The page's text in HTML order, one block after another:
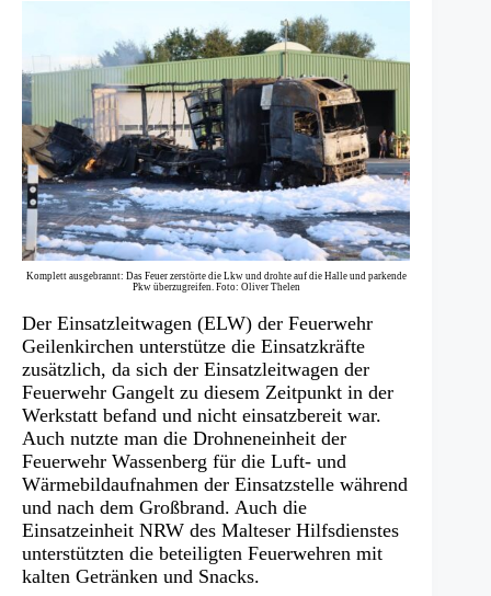
Komplett ausgebrannt: Das Feuer zerstörte die Lkw und drohte auf die Halle und parkende
Pkw überzugreifen. Foto: Oliver Thelen
Der Einsatzleitwagen (ELW) der Feuerwehr
Geilenkirchen unterstütze die Einsatzkräfte
zusätzlich, da sich der Einsatzleitwagen der
Feuerwehr Gangelt zu diesem Zeitpunkt in der
Werkstatt befand und nicht einsatzbereit war.
Auch nutzte man die Drohneneinheit der
Feuerwehr Wassenberg für die Luft- und
Wärmebildaufnahmen der Einsatzstelle während
und nach dem Großbrand. Auch die
Einsatzeinheit NRW des Malteser Hilfsdienstes
unterstützten die beteiligten Feuerwehren mit
kalten Getränken und Snacks.